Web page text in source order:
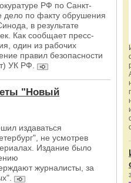
РФ по Санкт-
дело по факту обрушения
в результате
Как сообщает пресс-
один из рабочих
правил безопасности
УК РФ.
"Новый
издаваться
не усмотрев
Издание было
журналисты, за